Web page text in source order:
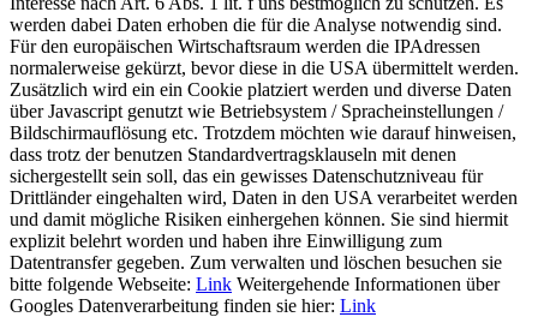
werden dabei Daten erhoben die für die Analyse notwendig sind.
Für den europäischen Wirtschaftsraum werden die IPAdressen
normalerweise gekürzt, bevor diese in die USA übermittelt werden.
Zusätzlich wird ein ein Cookie platziert werden und diverse Daten
über Javascript genutzt wie Betriebsystem / Spracheinstellungen /
Bildschirmauflösung etc. Trotzdem möchten wie darauf hinweisen,
dass trotz der benutzen Standardvertragsklauseln mit denen
sichergestellt sein soll, das ein gewisses Datenschutzniveau für
Drittländer eingehalten wird, Daten in den USA verarbeitet werden
und damit mögliche Risiken einhergehen können. Sie sind hiermit
explizit belehrt worden und haben ihre Einwilligung zum
Datentransfer gegeben. Zum verwalten und löschen besuchen sie
bitte folgende Webseite: Link Weitergehende Informationen über
Googles Datenverarbeitung finden sie hier: Link